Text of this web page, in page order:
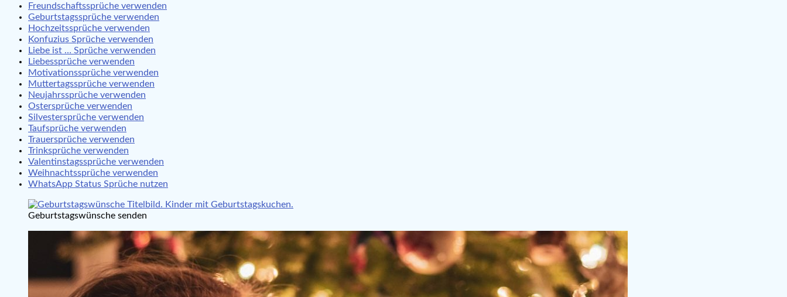
Freundschaftssprüche verwenden
Geburtstagssprüche verwenden
Hochzeitssprüche verwenden
Konfuzius Sprüche verwenden
Liebe ist … Sprüche verwenden
Liebessprüche verwenden
Motivationssprüche verwenden
Muttertagssprüche verwenden
Neujahrssprüche verwenden
Ostersprüche verwenden
Silvestersprüche verwenden
Taufsprüche verwenden
Trauersprüche verwenden
Trinksprüche verwenden
Valentinstagssprüche verwenden
Weihnachtssprüche verwenden
WhatsApp Status Sprüche nutzen
Geburtstagswünsche senden